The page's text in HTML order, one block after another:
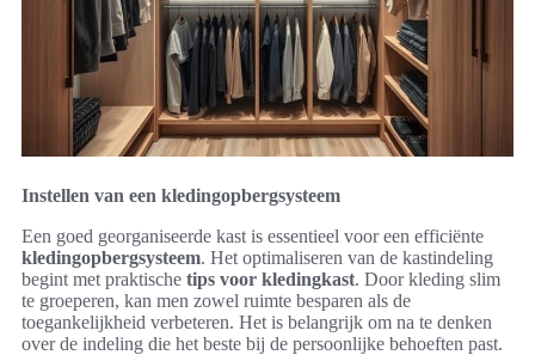
Instellen van een kledingopbergsysteem
Een goed georganiseerde kast is essentieel voor een efficiënte
kledingopbergsysteem. Het optimaliseren van de kastindeling
begint met praktische tips voor kledingkast. Door kleding slim
te groeperen, kan men zowel ruimte besparen als de
toegankelijkheid verbeteren. Het is belangrijk om na te denken
over de indeling die het beste bij de persoonlijke behoeften past.